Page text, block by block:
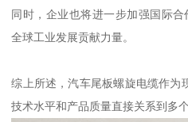
同时，企业也将进一步加强国际
全球工业发展贡献力量。
综上所述，汽车尾板螺旋电缆作为
技术水平和产品质量直接关系到多